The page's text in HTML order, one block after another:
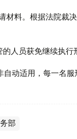
材料。根据法院裁
人员获免继续执行
动适用，每一名
部